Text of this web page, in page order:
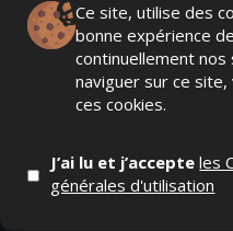
Ce site, utilise des
bonne expérience
continuellement nos
naviguer sur ce site,
ces cookies.
J’ai lu et j’accepteles
générales d'utilisation
Actualités Média, Actualités
Distrib, Dossier, Interview,
Marques avenue,
People, Métier, Profil...
RESTER CONNECTÉ